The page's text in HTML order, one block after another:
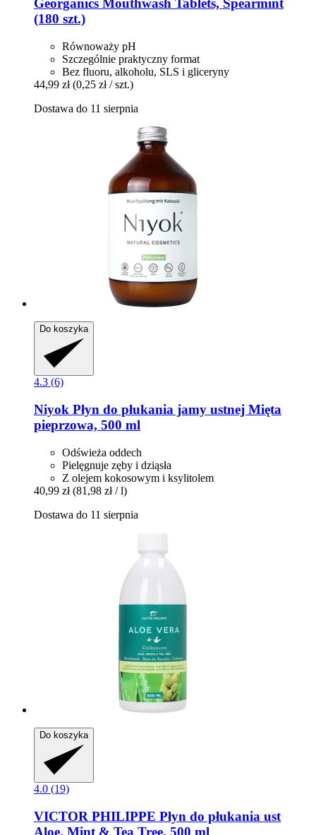
Georganics Mouthwash Tablets, Spearmint
(180 szt.)
Równoważy pH
Szczególnie praktyczny format
Bez fluoru, alkoholu, SLS i gliceryny
44,99 zł (0,25 zł / szt.)
Dostawa do 11 sierpnia
Do koszyka
4.3 (6)
Niyok Płyn do płukania jamy ustnej Mięta
pieprzowa, 500 ml
Odświeża oddech
Pielęgnuje zęby i dziąsła
Z olejem kokosowym i ksylitolem
40,99 zł (81,98 zł / l)
Dostawa do 11 sierpnia
Do koszyka
4.0 (19)
VICTOR PHILIPPE Płyn do płukania ust
Aloe, Mint & Tea Tree, 500 ml